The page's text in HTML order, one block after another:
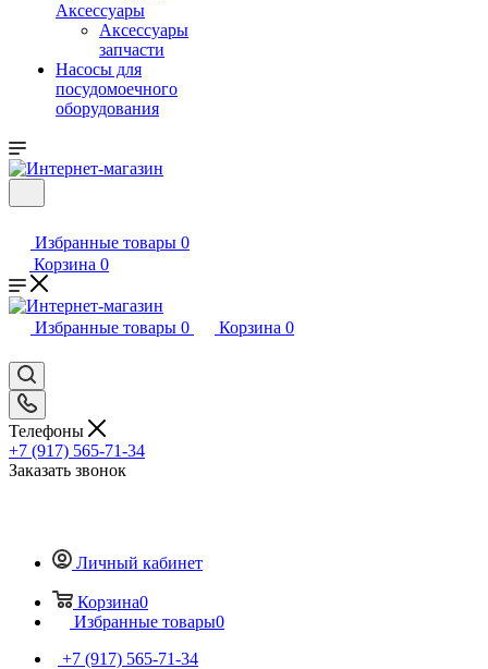
Аксессуары
Аксессуары
запчасти
Насосы для
посудомоечного
оборудования
Избранные товары 0
Корзина 0
Избранные товары 0 Корзина 0
Телефоны
+7 (917) 565-71-34
Заказать звонок
Личный кабинет
Корзина0
Избранные товары0
+7 (917) 565-71-34